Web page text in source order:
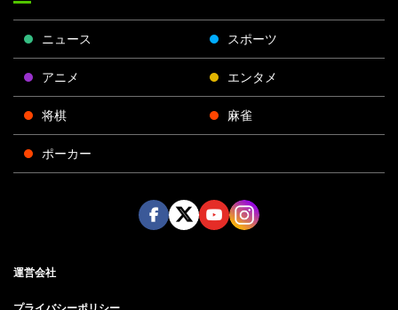
ニュース スポーツ
アニメ エンタメ
将棋 麻雀
ポーカー
運営会社